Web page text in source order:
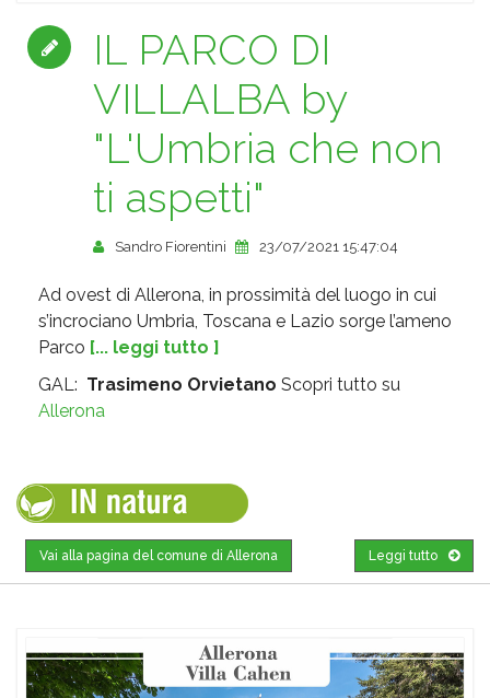
IL PARCO DI
VILLALBA by
"L'Umbria che non
ti aspetti"
Sandro Fiorentini 23/07/2021 15:47:04
Ad ovest di Allerona, in prossimità del luogo in cui
s’incrociano Umbria, Toscana e Lazio sorge l’ameno
Parco [... leggi tutto ]
GAL: Trasimeno Orvietano Scopri tutto su
Allerona
Leggi tutto
Vai alla pagina del comune di Allerona